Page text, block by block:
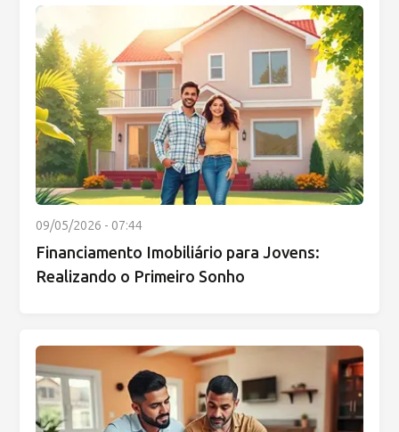
09/05/2026 - 07:44
Financiamento Imobiliário para Jovens:
Realizando o Primeiro Sonho